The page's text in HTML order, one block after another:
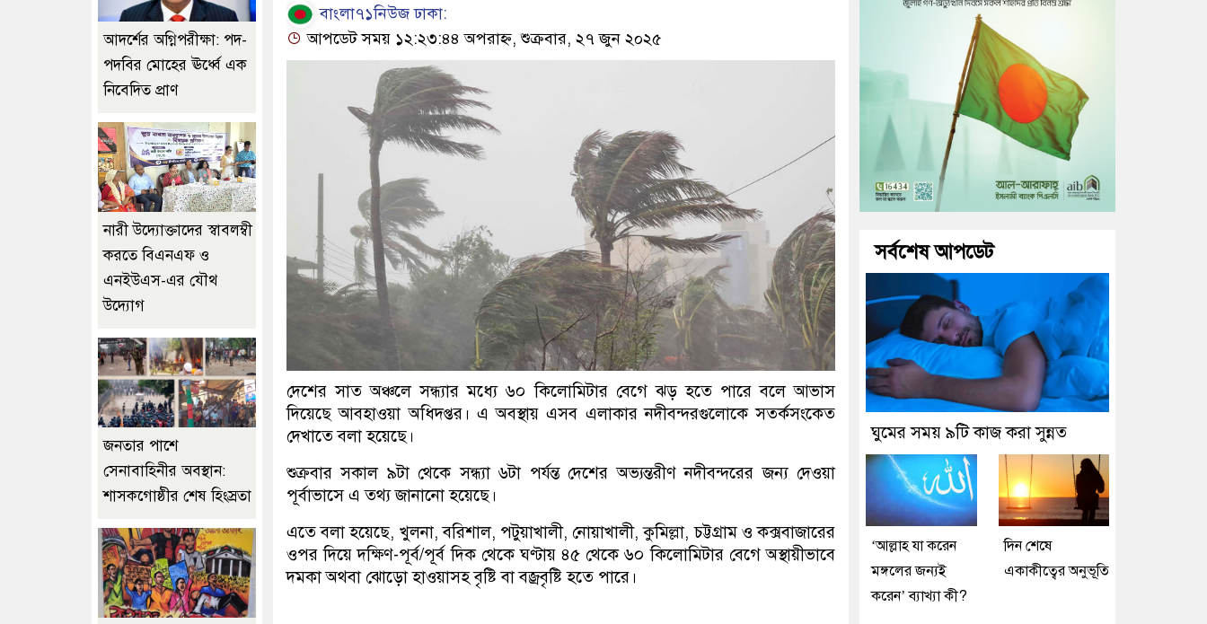
বাংলা৭১নিউজ ঢাকা:
আপডেট সময় ১২:২৩:৪৪ অপরাহ্ন, শুক্রবার, ২৭ জুন ২০২৫
দেশের সাত অঞ্চলে সন্ধ্যার মধ্যে ৬০ কিলোমিটার বেগে ঝড় হতে পারে বলে আভাস
দিয়েছে আবহাওয়া অধিদপ্তর। এ অবস্থায় এসব এলাকার নদীবন্দরগুলোকে সতর্কসংকেত
দেখাতে বলা হয়েছে।
শুক্রবার সকাল ৯টা থেকে সন্ধ্যা ৬টা পর্যন্ত দেশের অভ্যন্তরীণ নদীবন্দরের জন্য দেওয়া
পূর্বাভাসে এ তথ্য জানানো হয়েছে।
এতে বলা হয়েছে, খুলনা, বরিশাল, পটুয়াখালী, নোয়াখালী, কুমিল্লা, চট্টগ্রাম ও কক্সবাজারের
ওপর দিয়ে দক্ষিণ-পূর্ব/পূর্ব দিক থেকে ঘণ্টায় ৪৫ থেকে ৬০ কিলোমিটার বেগে অস্থায়ীভাবে
দমকা অথবা ঝোড়ো হাওয়াসহ বৃষ্টি বা বজ্রবৃষ্টি হতে পারে।
আদর্শের অগ্নিপরীক্ষা: পদ-
পদবির মোহের ঊর্ধ্বে এক
নিবেদিত প্রাণ
নারী উদ্যোক্তাদের স্বাবলম্বী
করতে বিএনএফ ও
এনইউএস-এর যৌথ
উদ্যোগ
জনতার পাশে
সেনাবাহিনীর অবস্থান:
শাসকগোষ্ঠীর শেষ হিংস্রতা
সর্বশেষ আপডেট
ঘুমের সময় ৯টি কাজ করা সুন্নত
‘আল্লাহ যা করেন
মঙ্গলের জন্যই
করেন’ ব্যাখ্যা কী?
দিন শেষে
একাকীত্বের অনুভূতি